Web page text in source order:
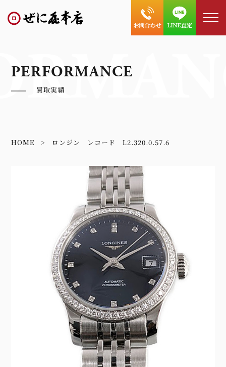
PERFORMANCE
買取実績
HOME ロンジン レコード L2.320.0.57.6